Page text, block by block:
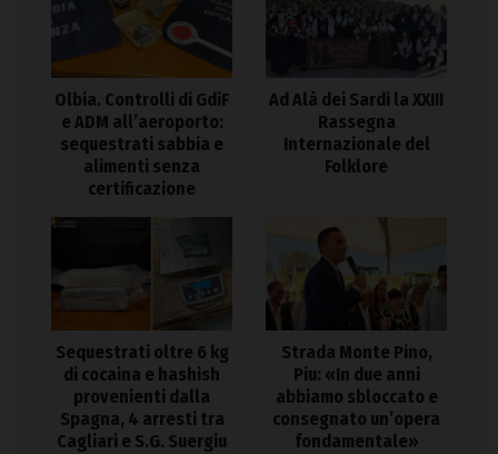
Olbia. Controlli di GdiF
e ADM all’aeroporto:
sequestrati sabbia e
alimenti senza
certificazione
Ad Alà dei Sardi la XXIII
Rassegna
Internazionale del
Folklore
Sequestrati oltre 6 kg
di cocaina e hashish
provenienti dalla
Spagna, 4 arresti tra
Cagliari e S.G. Suergiu
Strada Monte Pino,
Piu: «In due anni
abbiamo sbloccato e
consegnato un’opera
fondamentale»